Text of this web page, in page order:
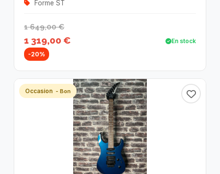
Forme ST
1 649,00 €
1 319,00 €
-20%
En stock
Occasion - Bon